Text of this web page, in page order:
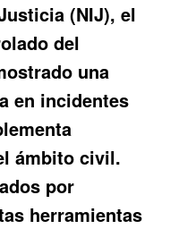
(NIJ), el
del
una
en incidentes
ámbito civil.
por
herramientas